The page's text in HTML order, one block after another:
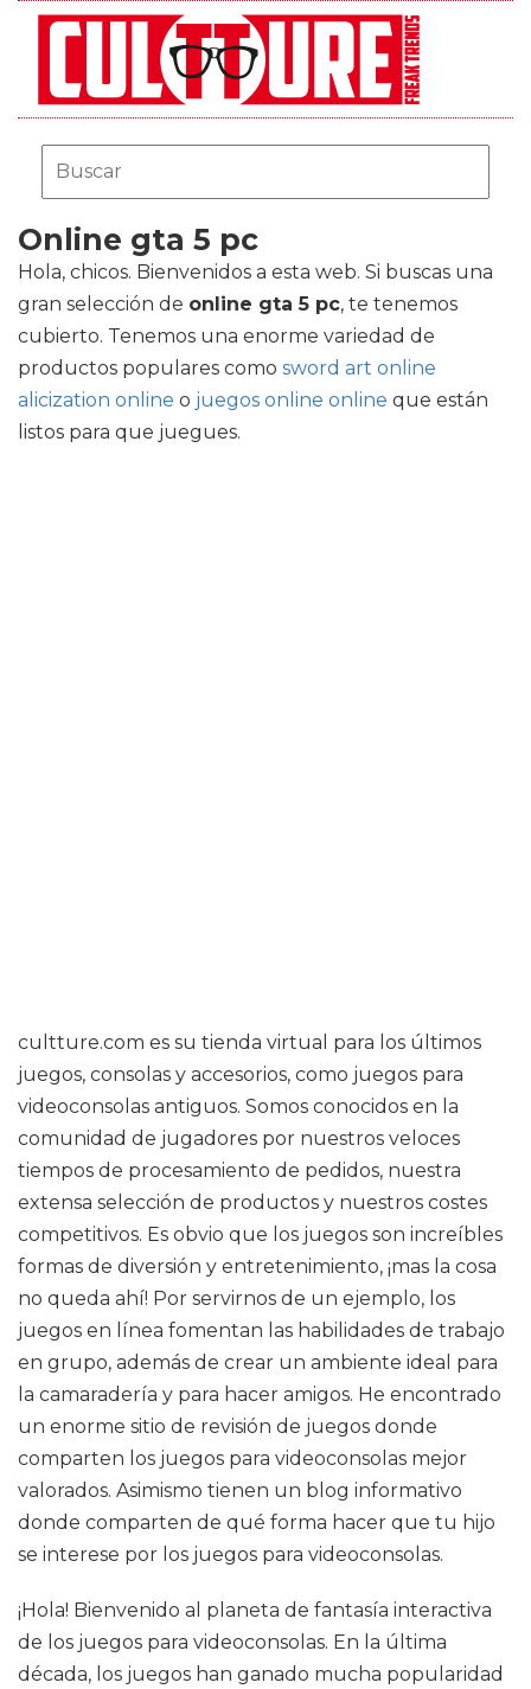
Online gta 5 pc
Hola, chicos. Bienvenidos a esta web. Si buscas una
gran selección de online gta 5 pc, te tenemos
cubierto. Tenemos una enorme variedad de
productos populares como sword art online
alicization online o juegos online online que están
listos para que juegues.
cultture.com es su tienda virtual para los últimos
juegos, consolas y accesorios, como juegos para
videoconsolas antiguos. Somos conocidos en la
comunidad de jugadores por nuestros veloces
tiempos de procesamiento de pedidos, nuestra
extensa selección de productos y nuestros costes
competitivos. Es obvio que los juegos son increíbles
formas de diversión y entretenimiento, ¡mas la cosa
no queda ahí! Por servirnos de un ejemplo, los
juegos en línea fomentan las habilidades de trabajo
en grupo, además de crear un ambiente ideal para
la camaradería y para hacer amigos. He encontrado
un enorme sitio de revisión de juegos donde
comparten los juegos para videoconsolas mejor
valorados. Asimismo tienen un blog informativo
donde comparten de qué forma hacer que tu hijo
se interese por los juegos para videoconsolas.
¡Hola! Bienvenido al planeta de fantasía interactiva
de los juegos para videoconsolas. En la última
década, los juegos han ganado mucha popularidad